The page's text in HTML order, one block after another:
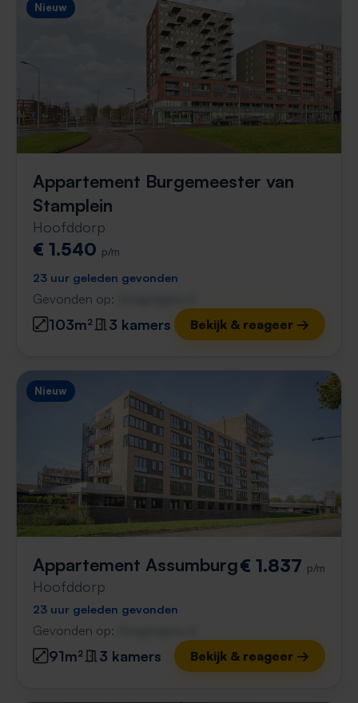
Nieuw
Appartement Burgemeester van
Stamplein
Hoofddorp
€ 1.540 p/m
23 uur geleden gevonden
Gevonden op:
103m² 3 kamers Bekijk & reageer →
Nieuw
Appartement Assumburg
Hoofddorp
€ 1.837 p/m
23 uur geleden gevonden
Gevonden op:
91m² 3 kamers Bekijk & reageer →